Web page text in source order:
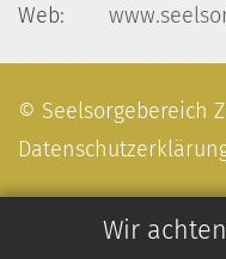
Wir
Web:
© Seelsorgebereich